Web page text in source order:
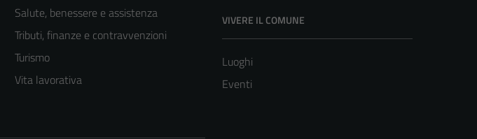
Salute, benessere e assistenza
Tributi, finanze e contravvenzioni
Turismo
Vita lavorativa
VIVERE IL COMUNE
Luoghi
Eventi